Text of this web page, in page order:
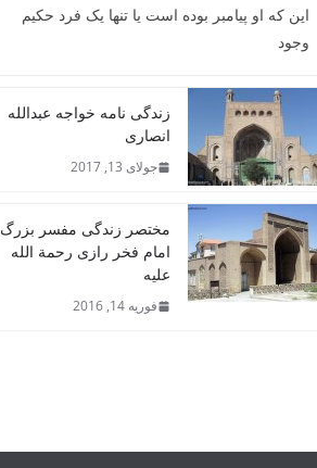
این که او پیامبر بوده است یا تنها یک فرد حکیم
وجود
زندگی نامه خواجه عبدالله
انصاری
جولای 13, 2017
مختصر زندگی مفسر بزرگ
امام فخر رازی رحمة الله
علیه
فوریه 14, 2016